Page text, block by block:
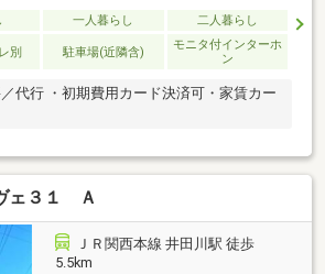
一人暮らし 二人暮らし
別 駐車場(近隣含)
モニタ付インターホ
ン
代行 ・初期費用カード決済可・家賃カー
ェ３１ Ａ
ＪＲ関西本線 井田川駅 徒歩
5.5km